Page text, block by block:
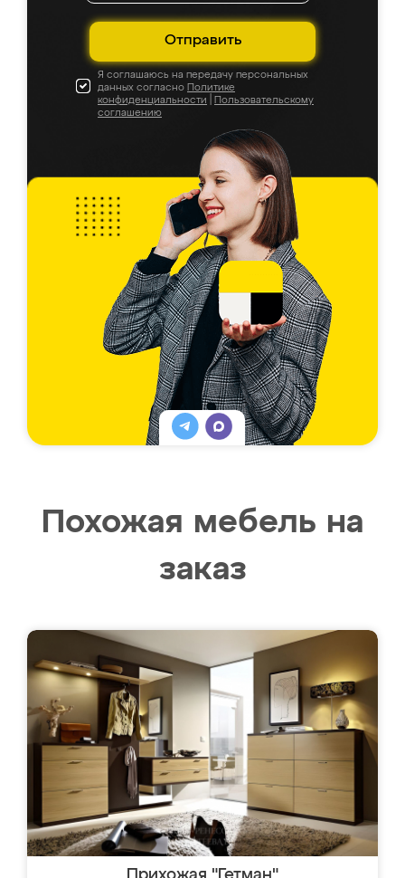
Отправить
Я соглашаюсь на передачу персональных
данных согласно Политике
конфиденциальности
Пользовательскому
соглашению
Похожая мебель на
заказ